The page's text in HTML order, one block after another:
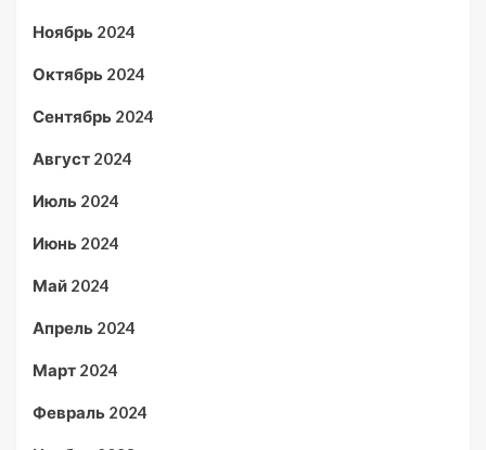
Ноябрь 2024
Октябрь 2024
Сентябрь 2024
Август 2024
Июль 2024
Июнь 2024
Май 2024
Апрель 2024
Март 2024
Февраль 2024